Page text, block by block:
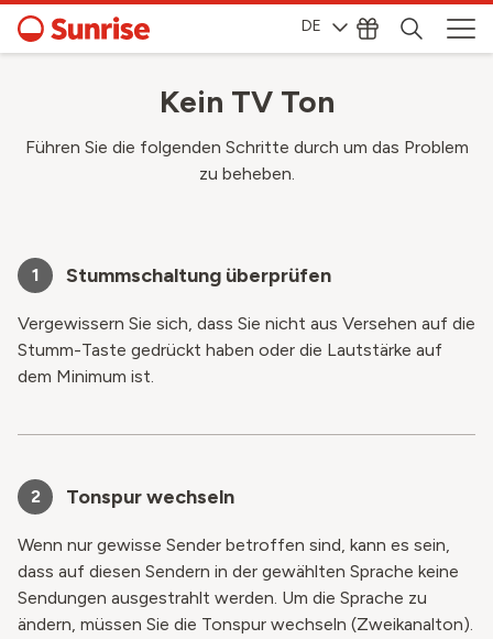
DE
Kein TV Ton
Führen Sie die folgenden Schritte durch um das Problem
zu beheben.
1 Stummschaltung überprüfen
Vergewissern Sie sich, dass Sie nicht aus Versehen auf die
Stumm-Taste gedrückt haben oder die Lautstärke auf
dem Minimum ist.
2 Tonspur wechseln
Wenn nur gewisse Sender betroffen sind, kann es sein,
dass auf diesen Sendern in der gewählten Sprache keine
Sendungen ausgestrahlt werden. Um die Sprache zu
ändern, müssen Sie die Tonspur wechseln (Zweikanalton).